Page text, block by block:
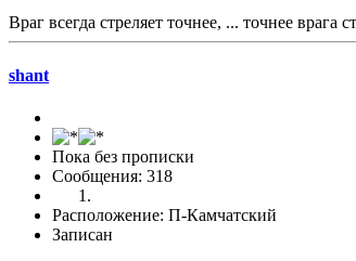
Враг всегда стреляет точнее, ... точнее врага
shant
Пока без прописки
Сообщения: 318
Расположение: П-Камчатский
Записан